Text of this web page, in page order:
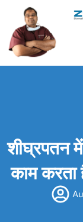
content
शीघ्रपतन
काम करता